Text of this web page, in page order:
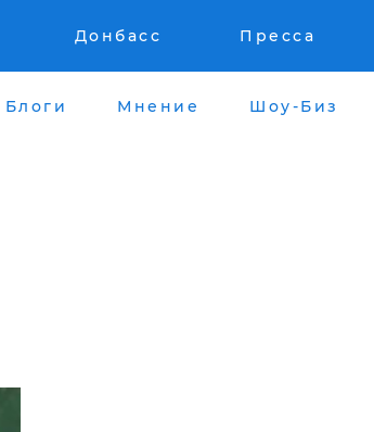
Донбасс Пресса
Блоги Мнение Шоу-Биз